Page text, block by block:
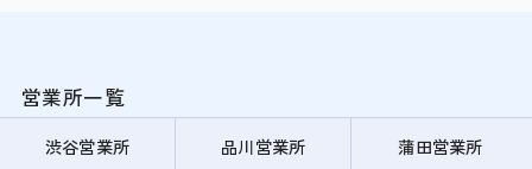
営業所一覧
渋谷営業所 品川営業所 蒲田営業所